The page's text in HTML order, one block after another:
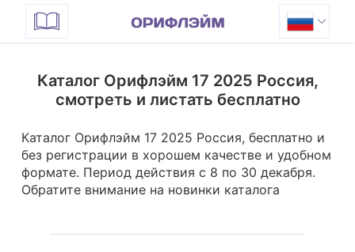
Каталог Орифлэйм 17 2025 Россия,
смотреть и листать бесплатно
Каталог Орифлэйм 17 2025 Россия, бесплатно и
без регистрации в хорошем качестве и удобном
формате. Период действия с 8 по 30 декабря.
Обратите внимание на новинки каталога